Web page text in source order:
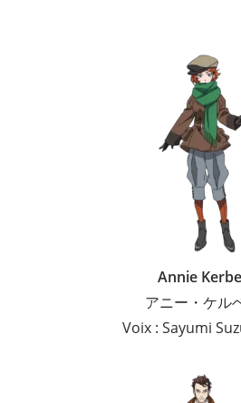
Annie
アニー・ケル
Voix : Sayumi